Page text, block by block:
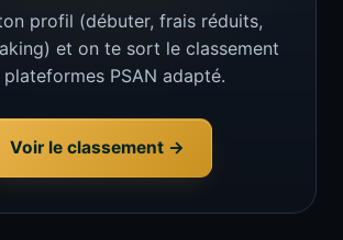
profil (débuter, frais réduits,
et on te sort le classement
plateformes PSAN adapté.
Voir le classement →